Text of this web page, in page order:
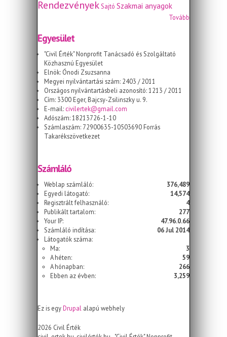
Rendezvények Sajtó Szakmai anyagok
Tovább
Egyesület
"Civil Érték" Nonprofit Tanácsadó és Szolgáltató
Közhasznú Egyesület
Elnök: Ónodi Zsuzsanna
Megyei nyilvántartási szám: 2403 / 2011
Országos nyilvántartásbeli azonosító: 1213 / 2011
Cím: 3300 Eger, Bajcsy-Zsilinszky u. 9.
E-mail: civilertek@gmail.com
Adószám: 18213726-1-10
Számlaszám: 72900635-10503690 Forrás
Takarékszövetkezet
Számláló
Weblap számláló:
376,489
Egyedi látogató:
14,574
Regisztrált felhasználó:
4
Publikált tartalom:
277
Your IP:
47.96.0.66
Számláló indítása:
06 Jul 2014
Látogatók száma:
Ma:
3
A héten:
59
A hónapban:
266
Ebben az évben:
3,259
Ez is egyDrupal alapú webhely
2026 Civil Érték